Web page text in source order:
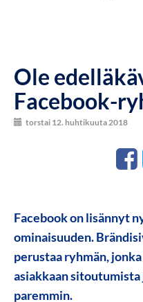
Ole
Facebook-
torstai 12. huhtikuuta 2018
Facebook on lisännyt
ominaisuuden.
perustaa ryhmän,
asiakkaan
paremmin.